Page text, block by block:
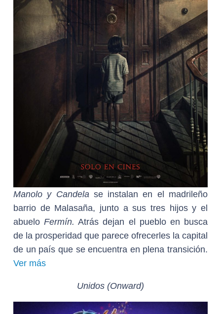
Manolo y Candelase instalan en el madrileño
barrio de Malasaña, junto a sus tres hijos y el
abueloFermín. Atrás dejan el pueblo en busca
de la prosperidad que parece ofrecerles la capital
de un país que se encuentra en plena transición.
Ver más
Unidos (Onward)